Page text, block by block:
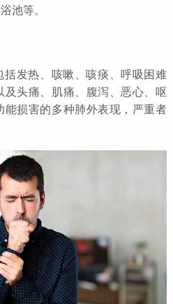
池等。
发热、咳嗽、咳痰、呼吸困难
头痛、肌痛、腹泻、恶心、呕
损害的多种肺外表现，严重者